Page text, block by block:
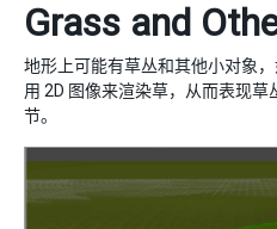
Grass and
地形上可能有草丛和其他小对象
用 2D 图像来渲染草，从而表现
节。